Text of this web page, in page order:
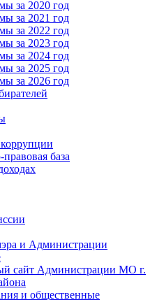
за 2020 год
за 2021 год
за 2022 год
за 2023 год
за 2024 год
за 2025 год
за 2026 год
база
и Администрации
сайт Администрации МО г.
и общественные